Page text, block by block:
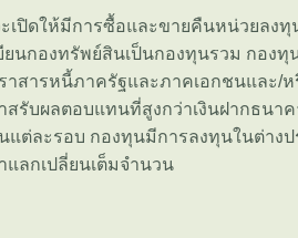
ะเปิดให้มีการซื้อและขายคืนหน่วยลง
ยนกองทรัพย์สินเป็นกองทุนรวม กอง
สารหนี้ภาครัฐและภาคเอกชนและ/ห
รับผลตอบแทนที่สูงกว่าเงินฝากธนาค
แต่ละรอบ กองทุนมีการลงทุนในต่างป
แลกเปลี่ยนเต็มจำนวน